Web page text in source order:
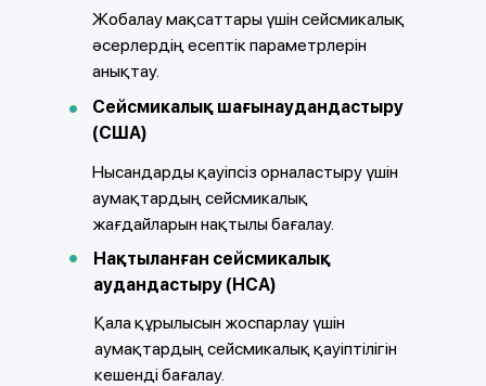
Жобалау мақсаттары үшін сейсмикалық
әсерлердің есептік параметрлерін
анықтау.
Сейсмикалық шағынаудандастыру
(США)
Нысандарды қауіпсіз орналастыру үшін
аумақтардың сейсмикалық
жағдайларын нақтылы бағалау.
Қала құрылысын жоспарлау үшін
аумақтардың сейсмикалық қауіптілігін
кешенді бағалау.
Нақтыланған сейсмикалық
аудандастыру (НСА)